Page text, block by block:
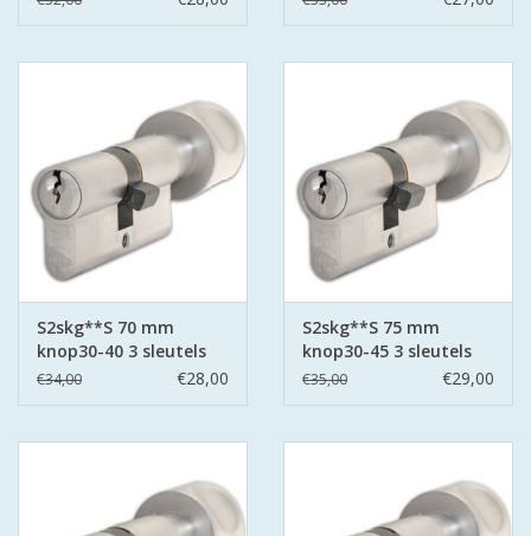
S2skg**S 70 mm
knop30-40 3 sleutels
€34,00 €28,00
S2skg**S 75 mm
knop30-45 3 sleutels
€35,00 €29,00